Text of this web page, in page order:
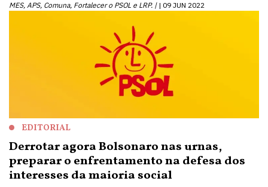
MES, APS, Comuna, Fortalecer o PSOL e LRP. | 09 JUN 2022
EDITORIAL
Derrotar agora Bolsonaro nas urnas,
preparar o enfrentamento na defesa dos
interesses da maioria social